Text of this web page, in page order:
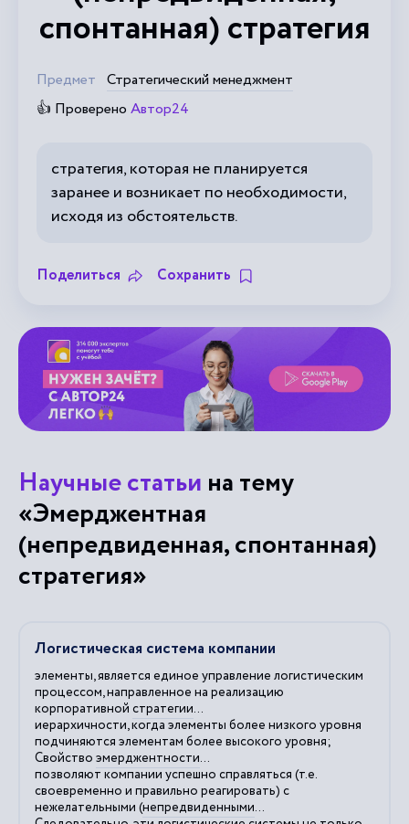
спонтанная) стратегия
Предмет Стратегический менеджмент
👍 Проверено Автор24
стратегия, которая не планируется
заранее и возникает по необходимости,
исходя из обстоятельств.
Поделиться Сохранить
Научные статьи на тему
«Эмерджентная
(непредвиденная, спонтанная)
стратегия»
Логистическая система компании
элементы, является единое управление логистическим
процессом, направленное на реализацию
корпоративной стратегии...
иерархичности, когда элементы более низкого уровня
подчиняются элементам более высокого уровня;
Свойство эмерджентности...
позволяют компании успешно справляться (т.е.
своевременно и правильно реагировать) с
нежелательными (непредвиденными...